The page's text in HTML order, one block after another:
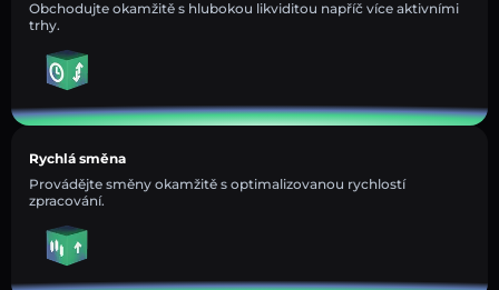
Obchodujte okamžitě s hlubokou likviditou napříč více aktivními
trhy.
Rychlá směna
Provádějte směny okamžitě s optimalizovanou rychlostí
zpracování.